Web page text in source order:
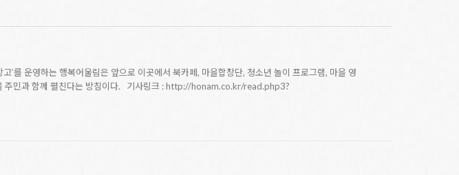
’를 운영하는 행복어울림은 앞으로 이곳에서 북카페, 마을합창단, 청소년 놀이 프로그램, 마을 영
주민과 함께 펼친다는 방침이다. 기사링크 : http://honam.co.kr/read.php3?